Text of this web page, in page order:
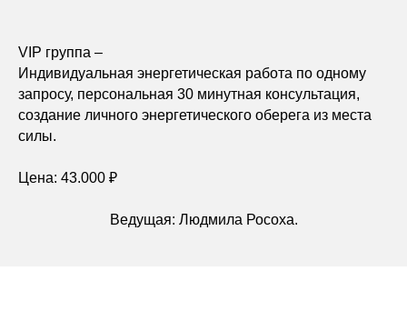
VIP группа –
Индивидуальная энергетическая работа по одному
запросу, персональная 30 минутная консультация,
создание личного энергетического оберега из места
силы.
Цена: 43.000 ₽
Ведущая: Людмила Росоха.